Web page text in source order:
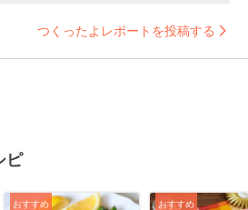
つくったよレポートを投稿する
ピ
おすすめ おすすめ